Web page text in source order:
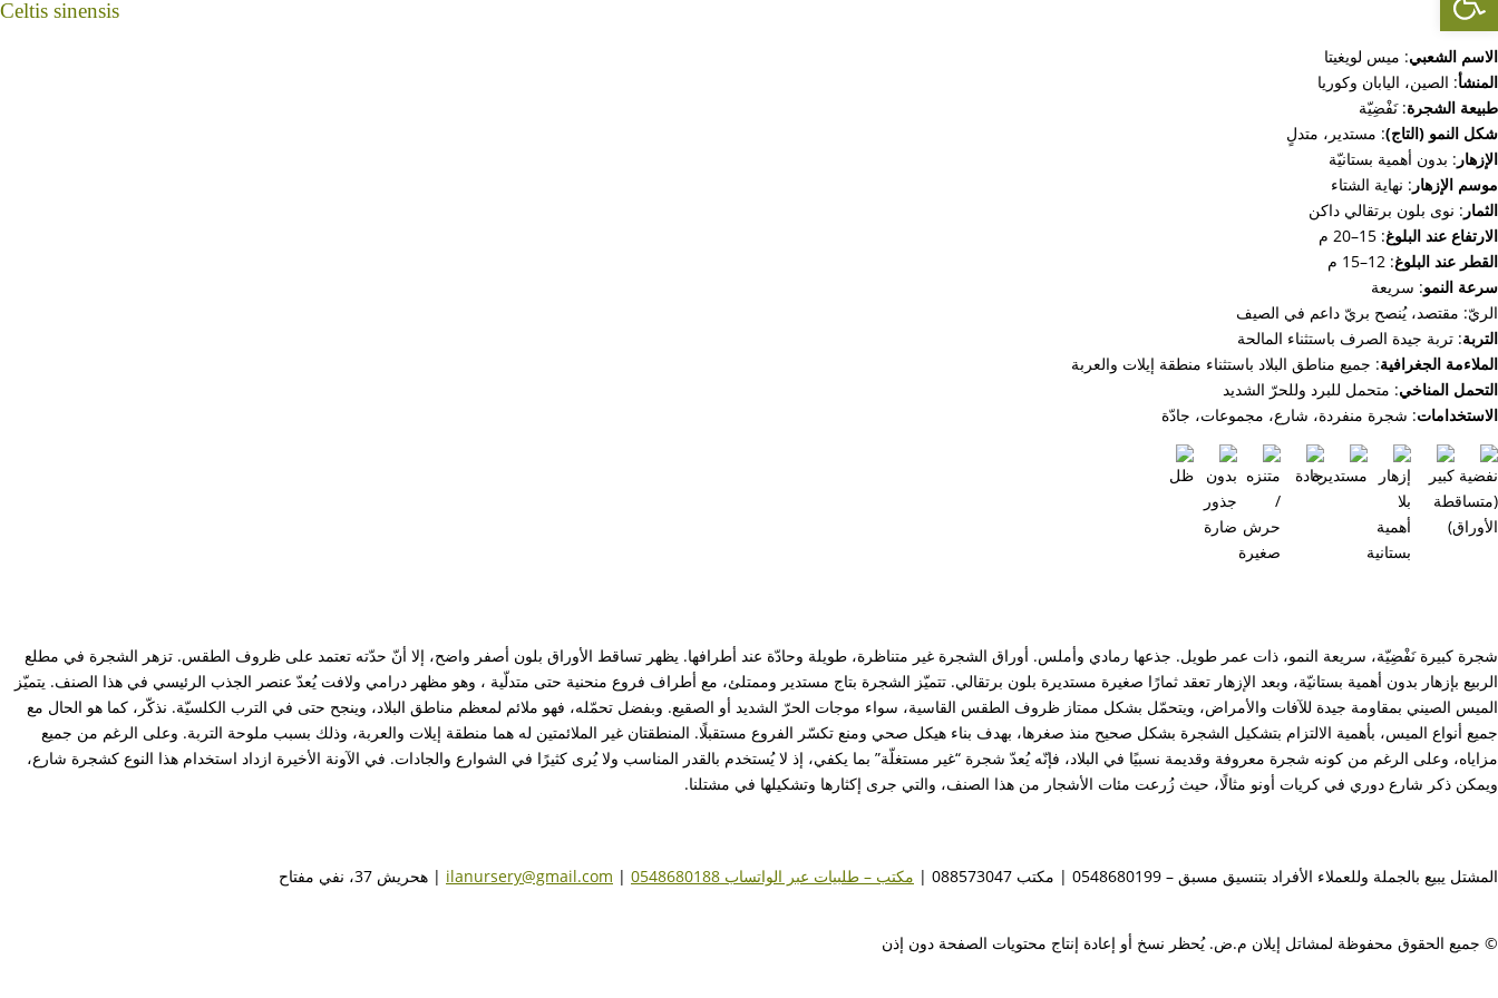
Celtis sinensis
الاسم الشعبي: ميس لويغيتا
المنشأ: الصين، اليابان وكوريا
طبيعة الشجرة: نَفْضِيّة
شكل النمو (التاج): مستدير، متدلٍ
الإزهار : بدون أهمية بستانيّة
موسم الإزهار : نهاية الشتاء
الثمار : نوى بلون برتقالي داكن
الارتفاع عند البلوغ: 15–20 م
القطر عند البلوغ: 12–15 م
سرعة النمو: سريعة
الريّ: مقتصد، يُنصح بريّ داعم في الصيف
التربة: تربة جيدة الصرف باستثناء المالحة
الملاءمة الجغرافية: جميع مناطق البلاد باستثناء منطقة إيلات والعربة
التحمل المناخي: متحمل للبرد وللحرّ الشديد
الاستخدامات: شجرة منفردة، شارع، مجموعات، جادّة
شجرة كبيرة نَفْضِيّة، سريعة النمو، ذات عمر طويل. جذعها رمادي وأملس. أوراق الشجرة غير متناظرة، طويلة وحادّة عند أطرافها. يظهر تساقط الأوراق بلون أصفر واضح، إلا أنّ حدّته تعتمد على ظروف الطقس. تزهر الشجرة في مطلع
الربيع بإزهار بدون أهمية بستانيّة، وبعد الإزهار تعقد ثمارًا صغيرة مستديرة بلون برتقالي. تتميّز الشجرة بتاج مستدير وممتلئ، مع أطراف فروع منحنية حتى متدلّية ، وهو مظهر درامي ولافت يُعدّ عنصر الجذب الرئيسي في هذا الصنف. يتميّز
الميس الصيني بمقاومة جيدة للآفات والأمراض، ويتحمّل بشكل ممتاز ظروف الطقس القاسية، سواء موجات الحرّ الشديد أو الصقيع. وبفضل تحمّله، فهو ملائم لمعظم مناطق البلاد، وينجح حتى في الترب الكلسيّة. نذكّر، كما هو الحال مع
جميع أنواع الميس، بأهمية الالتزام بتشكيل الشجرة بشكل صحيح منذ صغرها، بهدف بناء هيكل صحي ومنع تكسّر الفروع مستقبلًا. المنطقتان غير الملائمتين له هما منطقة إيلات والعربة، وذلك بسبب ملوحة التربة. وعلى الرغم من جميع
مزاياه، وعلى الرغم من كونه شجرة معروفة وقديمة نسبيًا في البلاد، فإنّه يُعدّ شجرة “غير مستغلّة” بما يكفي، إذ لا يُستخدم بالقدر المناسب ولا يُرى كثيرًا في الشوارع والجادات. في الآونة الأخيرة ازداد استخدام هذا النوع كشجرة شارع،
ويمكن ذكر شارع دوري في كريات أونو مثالًا، حيث زُرعت مئات الأشجار من هذا الصنف، والتي جرى إكثارها وتشكيلها في مشتلنا.
المشتل يبيع بالجملة وللعملاء الأفراد بتنسيق مسبق – 0548680199 | مكتب 088573047 | مكتب – طلبيات عبر الواتساب 0548680188 |
ilanursery@gmail.com | هحريش 37، نفي مفتاح
© جميع الحقوق محفوظة لمشاتل إيلان م.ض. يُحظر نسخ أو إعادة إنتاج محتويات الصفحة دون إذن